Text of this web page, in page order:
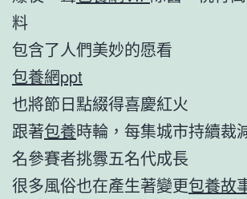
料
包含了人們美妙的愿看
包養網ppt
也將節日點綴得喜慶紅火
跟著包養時輪，每集城市持續裁
名參賽者挑釁五名代成長
很多風俗也在產生著變更包養故